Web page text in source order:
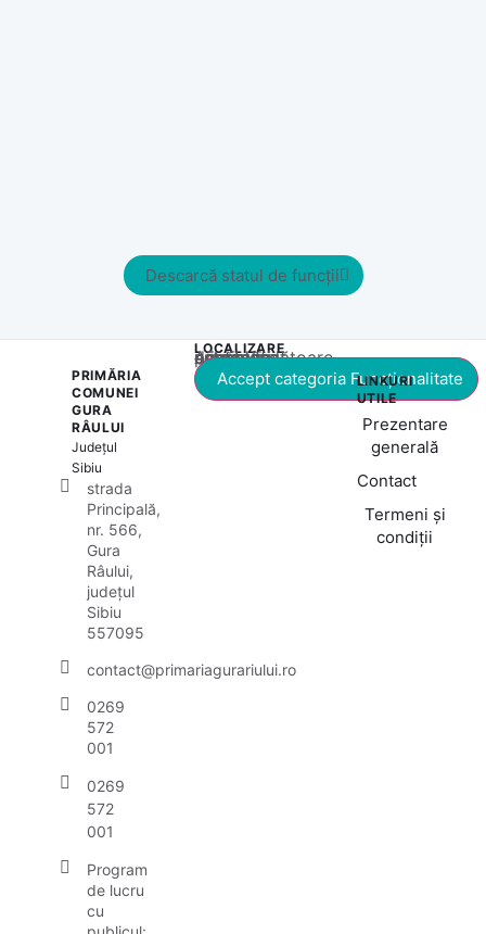
Descarcă statul de funcții
PRIMĂRIA
COMUNEI
GURA
RÂULUI
Județul
Sibiu
strada
Principală,
nr. 566,
Gura
Râului,
județul
Sibiu
557095
contact@primariagurariului.ro
0269
572
001
0269
572
001
Program
de lucru
cu
LOCALIZARE
Acest conținut este blocat până când acceptați categoria corespunzătoare de cookie-uri.
Accept categoria Funcționalitate
LINKURI
UTILE
Prezentare
generală
Contact
Termeni și
condiții